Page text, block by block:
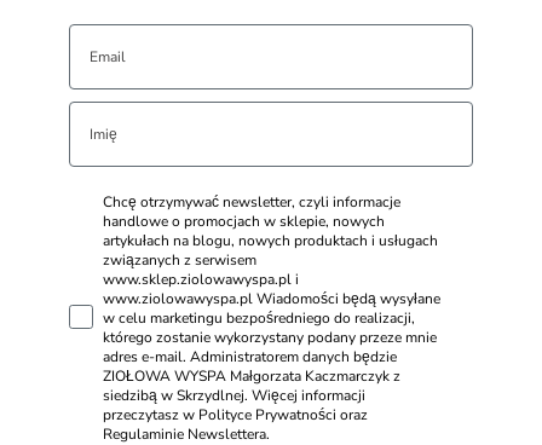
Chcę otrzymywać newsletter, czyli informacje
handlowe o promocjach w sklepie, nowych
artykułach na blogu, nowych produktach i usługach
związanych z serwisem
www.sklep.ziolowawyspa.pl i
www.ziolowawyspa.pl Wiadomości będą wysyłane
w celu marketingu bezpośredniego do realizacji,
którego zostanie wykorzystany podany przeze mnie
adres e-mail. Administratorem danych będzie
ZIOŁOWA WYSPA Małgorzata Kaczmarczyk z
siedzibą w Skrzydlnej. Więcej informacji
przeczytasz w Polityce Prywatności oraz
Regulaminie Newslettera.